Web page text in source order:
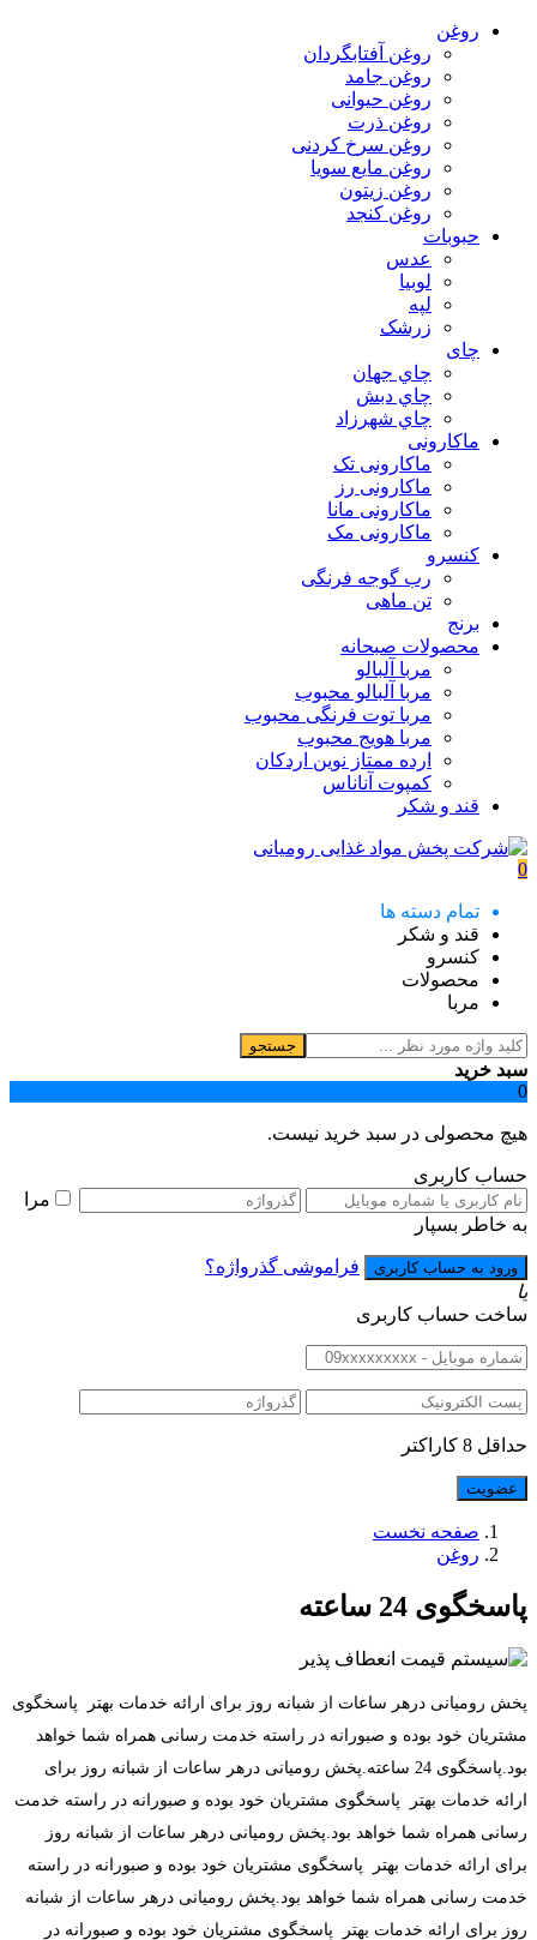
روغن
روغن آفتابگردان
روغن جامد
روغن حیوانی
روغن ذرت
روغن سرخ کردنی
روغن مایع سویا
روغن زیتون
روغن کنجد
حبوبات
عدس
لوبیا
لپه
زرشک
چای
چاي جهان
چاي دبش
چاي شهرزاد
ماکارونی
ماکارونی تک
ماکارونی رز
ماکارونی مانا
ماکارونی مک
کنسرو
رب گوجه فرنگی
تن ماهی
برنج
محصولات صبحانه
مربا آلبالو
مربا آلبالو محبوب
مربا توت فرنگی محبوب
مربا هویج محبوب
ارده ممتاز نوین اردکان
کمپوت آناناس
قند و شکر
0
تمام دسته ها
قند و شکر
کنسرو
محصولات
مربا
جستجو
سبد خرید
0
هیچ محصولی در سبد خرید نیست.
حساب کاربری
مرا
به خاطر بسپار
فراموشی گذرواژه؟
یا
ساخت حساب کاربری
حداقل 8 کاراکتر
صفحه نخست
روغن
پاسخگوی 24 ساعته
پخش رومیانی درهر ساعات از شبانه روز برای ارائه خدمات بهتر پاسخگوی
مشتریان خود بوده و صبورانه در راسته خدمت رسانی همراه شما خواهد
بود.پاسخگوی 24 ساعته.پخش رومیانی درهر ساعات از شبانه روز برای
ارائه خدمات بهتر پاسخگوی مشتریان خود بوده و صبورانه در راسته خدمت
رسانی همراه شما خواهد بود.پخش رومیانی درهر ساعات از شبانه روز
برای ارائه خدمات بهتر پاسخگوی مشتریان خود بوده و صبورانه در راسته
خدمت رسانی همراه شما خواهد بود.پخش رومیانی درهر ساعات از شبانه
روز برای ارائه خدمات بهتر پاسخگوی مشتریان خود بوده و صبورانه در